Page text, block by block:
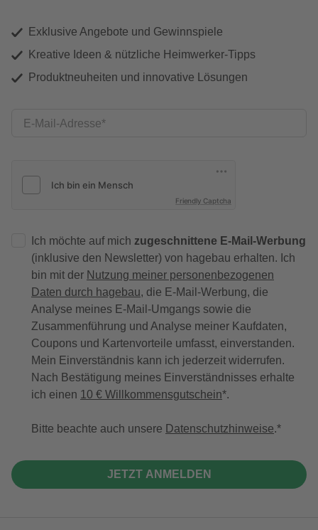
Exklusive Angebote und Gewinnspiele
Kreative Ideen & nützliche Heimwerker-Tipps
Produktneuheiten und innovative Lösungen
E-Mail-Adresse
Friendly Captcha
Ich möchte auf mich zugeschnittene E-Mail-Werbung
(inklusive den Newsletter) von hagebau erhalten. Ich
bin mit der Nutzung meiner personenbezogenen
Daten durch hagebau, die E-Mail-Werbung, die
Analyse meines E-Mail-Umgangs sowie die
Zusammenführung und Analyse meiner Kaufdaten,
Coupons und Kartenvorteile umfasst, einverstanden.
Mein Einverständnis kann ich jederzeit widerrufen.
Nach Bestätigung meines Einverständnisses erhalte
ich einen 10 € Willkommensgutschein*.
Bitte beachte auch unsere Datenschutzhinweise.
JETZT ANMELDEN